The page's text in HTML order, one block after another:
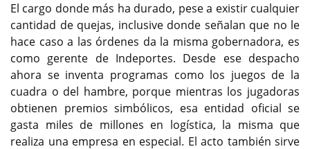
El cargo donde más ha durado, pese a existir cualquier
cantidad de quejas, inclusive donde señalan que no le
hace caso a las órdenes da la misma gobernadora, es
como gerente de Indeportes. Desde ese despacho
ahora se inventa programas como los juegos de la
cuadra o del hambre, porque mientras los jugadoras
obtienen premios simbólicos, esa entidad oficial se
gasta miles de millones en logística, la misma que
realiza una empresa en especial. El acto también sirve